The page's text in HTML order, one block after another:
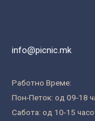
info@picnic.mk
Работно Време:
Пон-Петок: од 09-18
Сабота: од 10-15